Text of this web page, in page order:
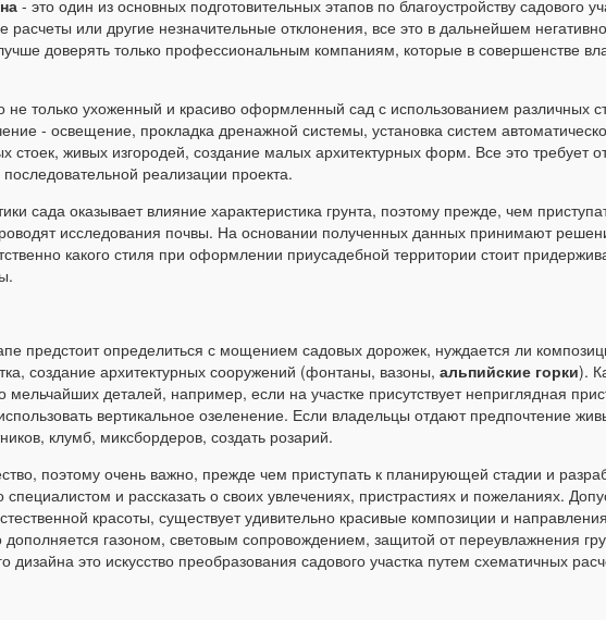
- это один из основных подготовительных этапов по благоустройству садового
или другие незначительные отклонения, все это в дальнейшем
доверять только профессиональным компаниям, которые в совершенстве
не только ухоженный и красиво оформленный сад с использованием различных
- освещение, прокладка дренажной системы, установка систем
стоек, живых изгородей, создание малых архитектурных форм. Все это требует
реализации проекта.
сада оказывает влияние характеристика грунта, поэтому прежде, чем
исследования почвы. На основании полученных данных принимают
какого стиля при оформлении приусадебной территории стоит
предстоит определиться с мощением садовых дорожек, нуждается ли
создание архитектурных сооружений (фонтаны, вазоны, альпийские горки).
мельчайших деталей, например, если на участке присутствует неприглядная
вертикальное озеленение. Если владельцы отдают предпочтение
клумб, миксбордеров, создать розарий.
поэтому очень важно, прежде чем приступать к планирующей стадии и
специалистом и рассказать о своих увлечениях, пристрастиях и пожеланиях.
красоты, существует удивительно красивые композиции и
дополняется газоном, световым сопровождением, защитой от переувлажнения
это искусство преобразования садового участка путем схематичных